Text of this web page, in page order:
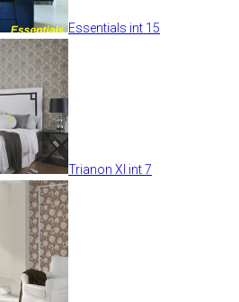
Essentials int 15
Trianon XI int 7